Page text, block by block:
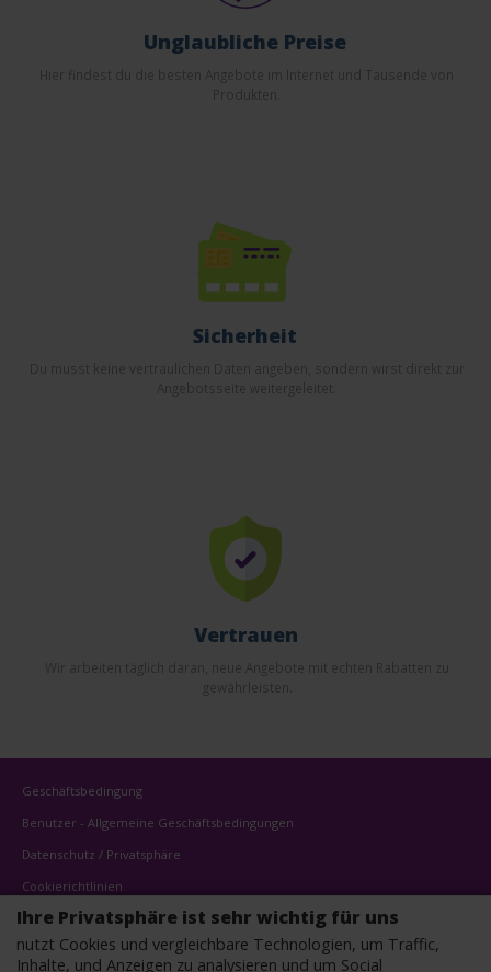
Ihre Privatsphäre ist sehr wichtig für uns
nutzt Cookies und vergleichbare Technologien, um Traffic,
Inhalte, und Anzeigen zu analysieren und um Social
Unglaubliche Preise
Sicherheit
Vertrauen
Geschäftsbedingung
Benutzer - Allgemeine Geschäftsbedingungen
Datenschutz / Privatsphäre
Cookierichtlinien
Kontaktanfrage
Affiliates